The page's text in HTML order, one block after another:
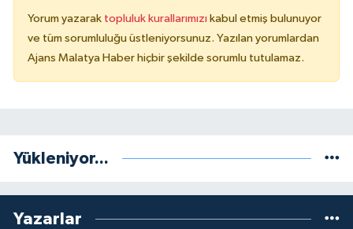
Yorum yazarak topluluk kurallarımızı kabul etmiş bulunuyor
ve tüm sorumluluğu üstleniyorsunuz. Yazılan yorumlardan
Ajans Malatya Haber hiçbir şekilde sorumlu tutulamaz.
Yükleniyor...
Yazarlar